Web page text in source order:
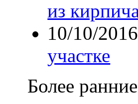
из
10/10/
участке
Более